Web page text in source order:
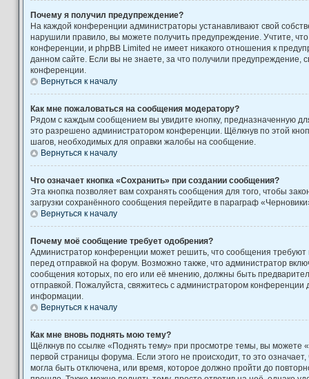
Почему я получил предупреждение?
На каждой конференции администраторы устанавливают свой
нарушили правило, вы можете получить предупреждение. Учтите,
конференции, и phpBB Limited не имеет никакого отношения к
данном сайте. Если вы не знаете, за что получили предупреждение,
конференции.
Вернуться к началу
Как мне пожаловаться на сообщения модератору?
Рядом с каждым сообщением вы увидите кнопку, предназначенную
это разрешено администратором конференции. Щёлкнув по этой
шагов, необходимых для оправки жалобы на сообщение.
Вернуться к началу
Что означает кнопка «Сохранить» при создании сообщения?
Эта кнопка позволяет вам сохранять сообщения для того, чтобы
загрузки сохранённого сообщения перейдите в параграф
Вернуться к началу
Почему моё сообщение требует одобрения?
Администратор конференции может решить, что сообщения требуют
перед отправкой на форум. Возможно также, что администратор
сообщения которых, по его или её мнению, должны быть
отправкой. Пожалуйста, свяжитесь с администратором конференции
информации.
Вернуться к началу
Как мне вновь поднять мою тему?
Щёлкнув по ссылке «Поднять тему» при просмотре темы, вы можете
первой страницы форума. Если этого не происходит, то это
могла быть отключена, или время, которое должно пройти до